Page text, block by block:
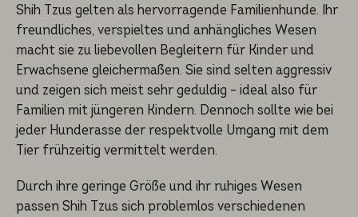
Shih Tzus gelten als hervorragende Familienhunde. Ihr
freundliches, verspieltes und anhängliches Wesen
macht sie zu liebevollen Begleitern für Kinder und
Erwachsene gleichermaßen. Sie sind selten aggressiv
und zeigen sich meist sehr geduldig – ideal also für
Familien mit jüngeren Kindern. Dennoch sollte wie bei
jeder Hunderasse der respektvolle Umgang mit dem
Tier frühzeitig vermittelt werden.
Durch ihre geringe Größe und ihr ruhiges Wesen
passen Shih Tzus sich problemlos verschiedenen